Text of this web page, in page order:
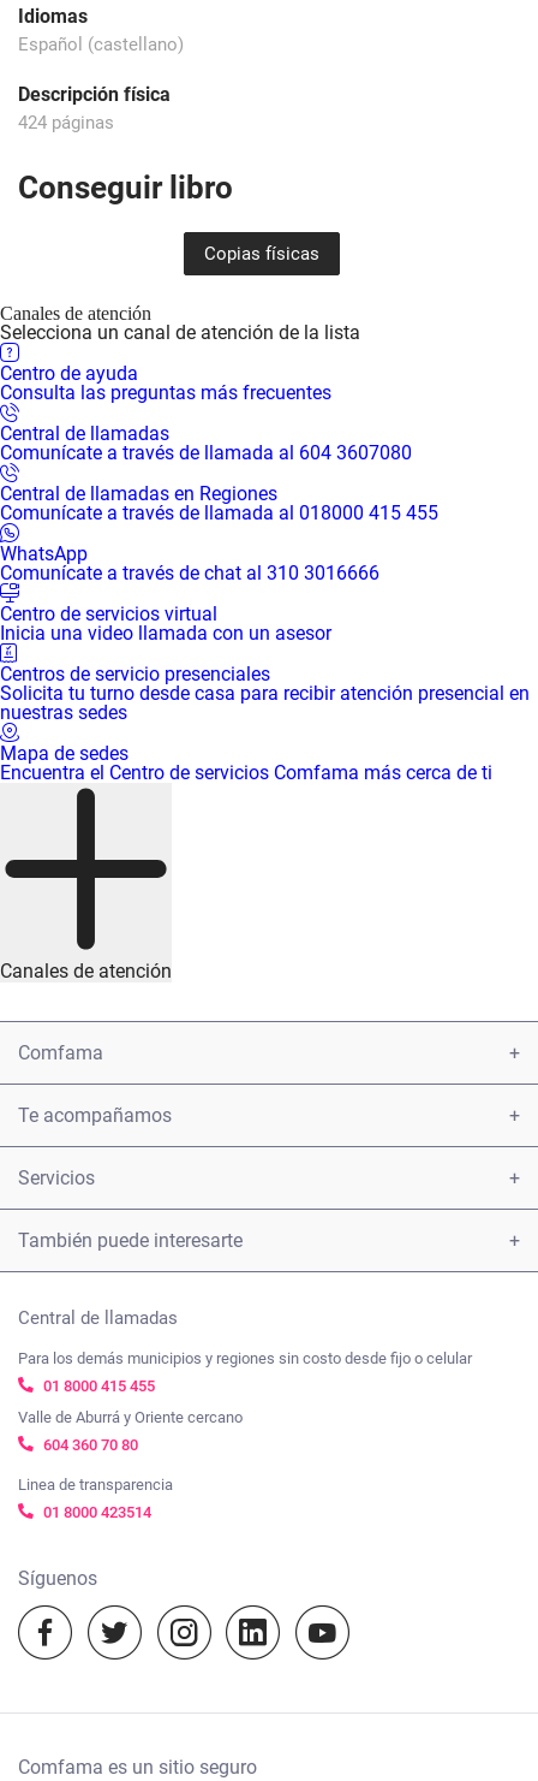
Idiomas
Español (castellano)
Descripción física
424 páginas
Conseguir libro
Copias físicas
Canales de atención
Selecciona un canal de atención de la lista
Centro de ayuda
Consulta las preguntas más frecuentes
Central de llamadas
Comunícate a través de llamada al 604 3607080
Central de llamadas en Regiones
Comunícate a través de llamada al 018000 415 455
WhatsApp
Comunícate a través de chat al 310 3016666
Centro de servicios virtual
Inicia una video llamada con un asesor
Centros de servicio presenciales
Solicita tu turno desde casa para recibir atención presencial en
nuestras sedes
Mapa de sedes
Encuentra el Centro de servicios Comfama más cerca de ti
Canales de atención
Comfama
Encuéntranos
Tarifas
Beneficios
Trabaja con nosotros
Transparencia y acceso a la información pública
Términos y condiciones
Notificaciones judiciales:
notificacionesjudiciales@comfama.com.co
Te acompañamos
Presentar una petición u observación sobre los servicios
Nuestros compromisos frente a la ética y el Gobierno
Ayúdanos a mejorar, cuéntanos tu experiencia
Mapa de sitio
Servicios
Certificados
Créditos
Subsidios
Vacunación
También puede interesarte
Viajes Comfama
Cosmo Schools
Agenda Comfama
Experiencias Comfama
Temporada escolar 2023
Central de llamadas
Para los demás municipios y regiones sin costo desde fijo o celular
01 8000 415 455
Valle de Aburrá y Oriente cercano
604 360 70 80
Linea de transparencia
01 8000 423514
Síguenos
Comfama es un sitio seguro